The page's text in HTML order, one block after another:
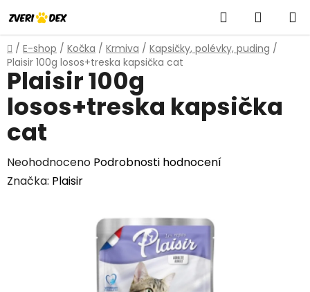
na
obsah
Hledat
KOŠÍK
Domů
/ E-shop / Kočka / Krmiva / Kapsičky, polévky, puding /
Plaisir 100g losos+treska kapsička cat
Plaisir 100g
losos+treska kapsička
cat
Průměrné
hodnocení
Neohodnoceno Podrobnosti hodnocení
Značka: Plaisir